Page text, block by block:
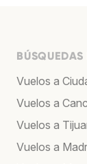
BÚSQUEDAS
Vuelos a
Vuelos a
Vuelos a
Vuelos a